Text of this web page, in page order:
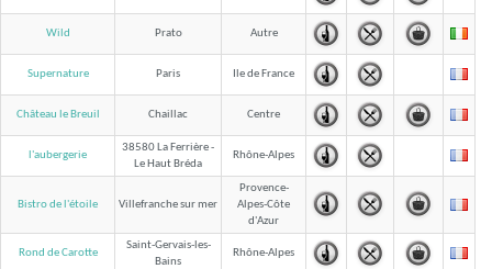
Wild Prato Autre
Supernature Paris Ile de France
Château le Breuil Chaillac Centre
l'aubergerie
38580 La Ferrière -
Le Haut Bréda
Rhône-Alpes
Bistro de l'étoile Villefranche sur mer
Provence-
Alpes-Côte
d'Azur
Rond de Carotte
Saint-Gervais-les-
Bains
Rhône-Alpes